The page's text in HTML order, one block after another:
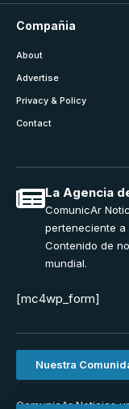
Compañia
About
Advertise
Privacy & Policy
Contact
La Agencia
ComunicAr
perteneciente a
Contenido de
mundial.
[mc4wp_form]
Nuestra
ComunicAr Noticias